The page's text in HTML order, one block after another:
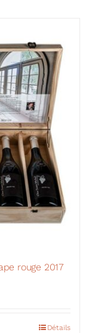
rouge 2017
Détails